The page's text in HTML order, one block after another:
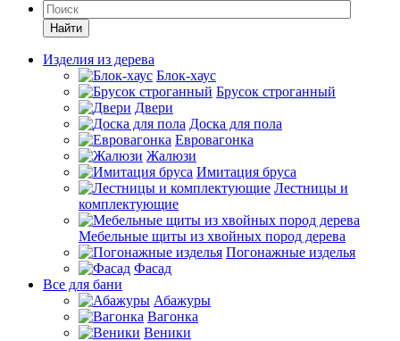
Найти
Изделия из дерева
Блок-хаус
Брусок строганный
Двери
Доска для пола
Евровагонка
Жалюзи
Имитация бруса
Лестницы и
комплектующие
Мебельные щиты из хвойных пород дерева
Погонажные изделья
Фасад
Все для бани
Абажуры
Вагонка
Веники